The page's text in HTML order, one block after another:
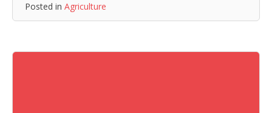
Posted in Agriculture